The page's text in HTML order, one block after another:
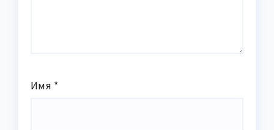
Имя *